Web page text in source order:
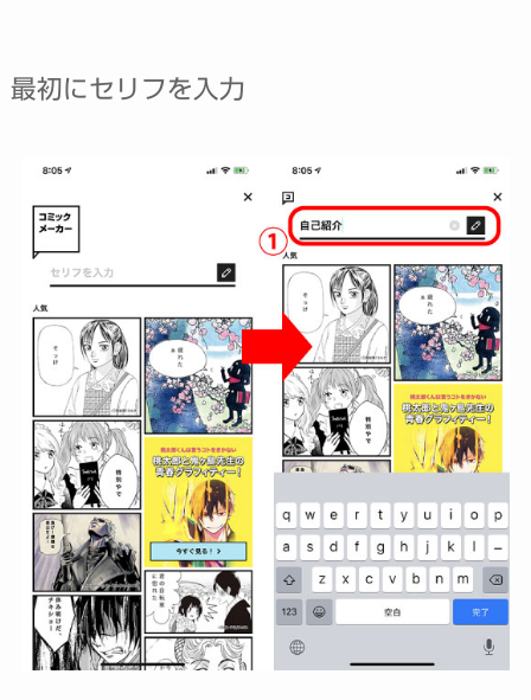
最初にセリフを入力